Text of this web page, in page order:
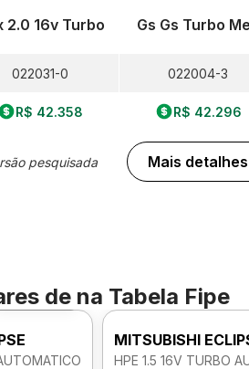
2.0 16v Turbo
022031-0
R$ 42.358
pesquisada
Gs Gs Turbo
022004-3
R$ 42.296
Mais detalhes
de na Tabela Fipe
Foto 360º
MITSUBISHI
HPE 1.5 16V TURBO